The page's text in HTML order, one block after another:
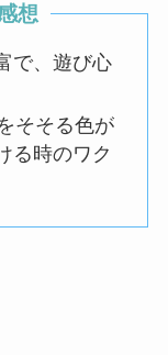
想
で、遊び心
そそる色が
る時のワク